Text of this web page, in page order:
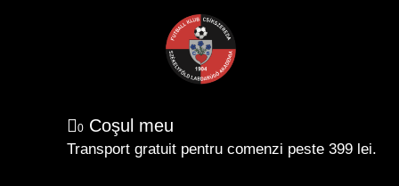
0 Coşul meu
Transport gratuit pentru comenzi peste 399 lei.